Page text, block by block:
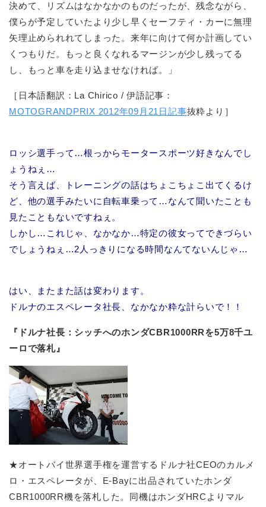
決めて、リズムはなかなかのものだったが、残念ながら、
僕らが予定していたより少し早くセーフティ・カーに無理
矢理止められれてしまった。来年に向けて何か計画してい
くつもりだ。もっと良くなれるマージンが少し残ってる
し、もっと車を走り込ませなければ。」
［日本語翻訳：La Chirico / 伊語記事：
MOTOGRANDPRIX 2012年09月21日記事抜粋より］
ロッシ選手って…根っからモータースポーツ好きなんでし
ょうねぇ…
そう言えば、トレーニングの話はちょこちょこ出てくるけ
ど、他の選手みたいに自転車乗って…なんて聞いたことも
見たこともないですねぇ。
しかし…これじゃ、なかなか…特定の彼女ってできづらい
でしょうねぇ…2人っきりになる時間なんてないんじゃ…
はい、またまた話は変わります。
ドルナのエスペレータ社長、なかなか粋な計らいで！！
『ドルナ社長：シッチへのホンダCBR1000RRを5万8千ユ
ーロで落札』
★オートバイ世界選手権を運営するドルナ社CEOのカルメ
ロ・エスペレータが、E-Bayに出品されていたホンダ
CBR1000RR機を落札した。同機はホンダHRCよりマル